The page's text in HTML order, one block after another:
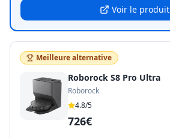
Voir le produit
Meilleure alternative
Roborock S8 Pro Ultra
Roborock
4.8/5
726€